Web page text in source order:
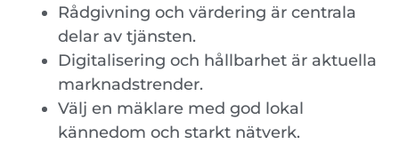
Rådgivning och värdering är centrala
delar av tjänsten.
Digitalisering och hållbarhet är aktuella
marknadstrender.
Välj en mäklare med god lokal
kännedom och starkt nätverk.